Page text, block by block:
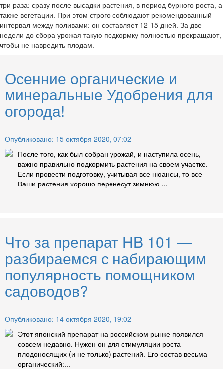
три раза: сразу после высадки растения, в период бурного роста, а
также вегетации. При этом строго соблюдают рекомендованный
интервал между поливами: он составляет 12-15 дней. За две
недели до сбора урожая такую подкормку полностью прекращают,
чтобы не навредить плодам.
Осенние органические и
минеральные Удобрения для
огорода!
Опубликовано: 15 октября 2020, 07:02
После того, как был собран урожай, и наступила осень,
важно правильно подкормить растения на своем участке.
Если провести подготовку, учитывая все нюансы, то все
Ваши растения хорошо перенесут зимнюю ...
Что за препарат HB 101 —
разбираемся с набирающим
популярность помощником
садоводов?
Опубликовано: 14 октября 2020, 19:02
Этот японский препарат на российском рынке появился
совсем недавно. Нужен он для стимуляции роста
плодоносящих (и не только) растений. Его состав весьма
органический:...